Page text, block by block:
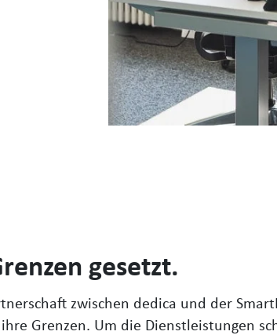
gesetzt.
zwischen dedica und der
Grenzen. Um die Dienstleistungen